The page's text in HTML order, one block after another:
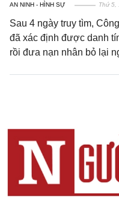
AN NINH - HÌNH SỰ Thứ 5,
Sau 4 ngày truy tìm,
đã xác định được danh
rồi đưa nạn nhân bỏ lại